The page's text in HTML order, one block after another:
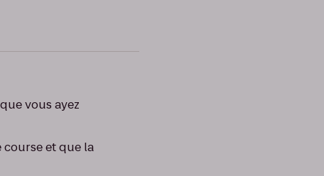
vous ayez
course et que la